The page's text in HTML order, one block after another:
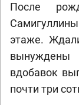
После
этаже.
вынуждены
вдобавок
почти три